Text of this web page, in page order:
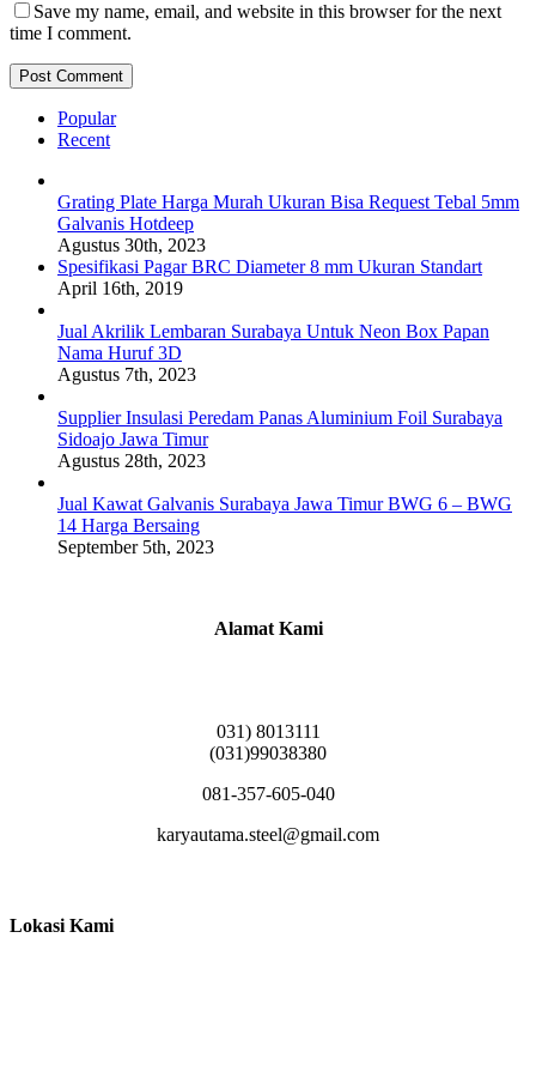
Save my name, email, and website in this browser for the next
time I comment.
Popular
Recent
Grating Plate Harga Murah Ukuran Bisa Request Tebal 5mm
Galvanis Hotdeep
Agustus 30th, 2023
Spesifikasi Pagar BRC Diameter 8 mm Ukuran Standart
April 16th, 2019
Jual Akrilik Lembaran Surabaya Untuk Neon Box Papan
Nama Huruf 3D
Agustus 7th, 2023
Supplier Insulasi Peredam Panas Aluminium Foil Surabaya
Sidoajo Jawa Timur
Agustus 28th, 2023
Jual Kawat Galvanis Surabaya Jawa Timur BWG 6 – BWG
14 Harga Bersaing
September 5th, 2023
Alamat Kami
031) 8013111
(031)99038380
081-357-605-040
karyautama.steel@gmail.com
Lokasi Kami